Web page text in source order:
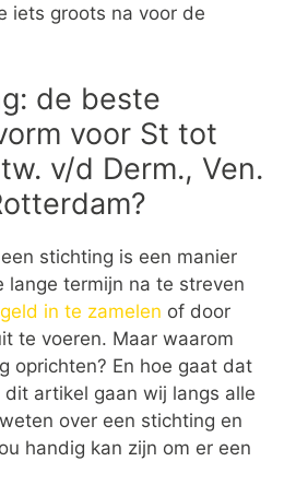
iets groots na voor de
de beste
voor St tot
v/d Derm., Ven.
stichting is een manier
lange termijn na te streven
geld in te zamelen of door
te voeren. Maar waarom
oprichten? En hoe gaat dat
artikel gaan wij langs alle
over een stichting en
handig kan zijn om er een